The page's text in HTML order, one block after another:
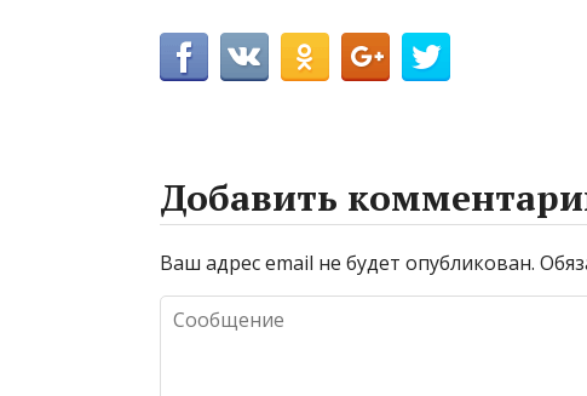
Добавить
Ваш адрес email не будет опубликован.